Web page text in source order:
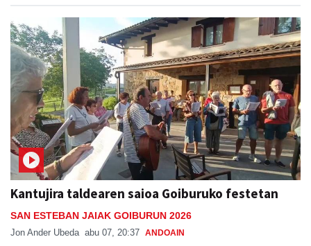
Kantujira taldearen saioa Goiburuko festetan
SAN ESTEBAN JAIAK GOIBURUN 2026
Jon Ander Ubeda abu 07, 20:37 ANDOAIN